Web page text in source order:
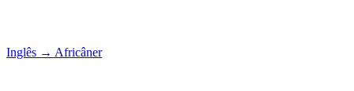
Inglês → Africâner